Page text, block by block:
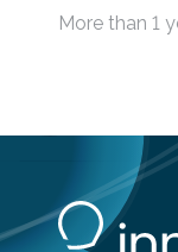
Kleistpark,
festhalten.
More than 1